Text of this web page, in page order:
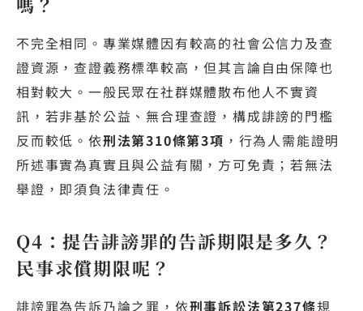
不完全相同。專業媒體因有較高的社會公信力及查
證資源，查證義務標準較高，但其言論自由保障也
相對較大。一般民眾在社群媒體散布他人不實資
訊，若非基於公益、無合理查證，構成誹謗的門檻
反而較低。依刑法第310條第3項 ，行為人需能證明
所述事實為真實且與公益有關，方可免責；若無法
舉證，即須負法律責任。
Q4：提告誹謗罪的告訴期限是多久？
民事求償期限呢？
誹謗罪為告訴乃論之罪，依刑事訴訟法第237條規